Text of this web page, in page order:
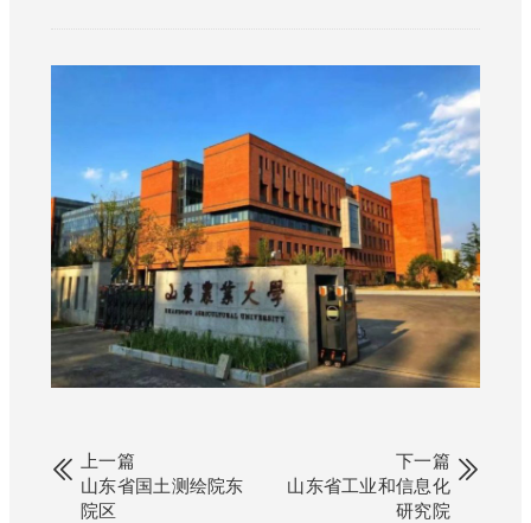
上一篇
山东省国土测绘院东
院区
下一篇
山东省工业和信息化
研究院